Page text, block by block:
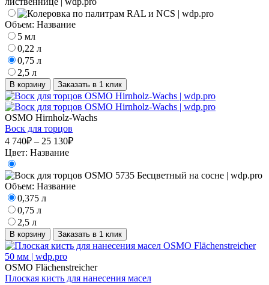
Объем: Название
5 мл
0,22 л
0,75 л
2,5 л
В корзину Заказать в 1 клик
OSMO Hirnholz-Wachs
Воск для торцов
4 740₽ – 25 130₽
Цвет: Название
Объем: Название
0,375 л
0,75 л
2,5 л
В корзину Заказать в 1 клик
OSMO Flächenstreicher
Плоская кисть для нанесения масел